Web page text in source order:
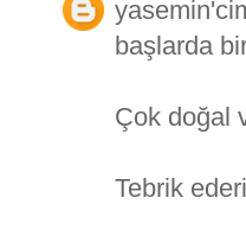
başlarda
Çok doğal
Tebrik